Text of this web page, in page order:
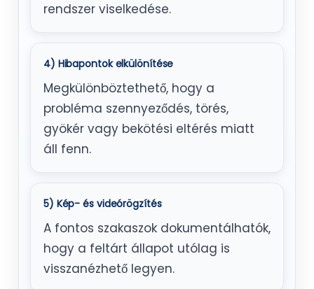
rendszer viselkedése.
4) Hibapontok elkülönítése
Megkülönböztethető, hogy a
probléma szennyeződés, törés,
gyökér vagy bekötési eltérés miatt
áll fenn.
5) Kép- és videórögzítés
A fontos szakaszok dokumentálhatók,
hogy a feltárt állapot utólag is
visszanézhető legyen.